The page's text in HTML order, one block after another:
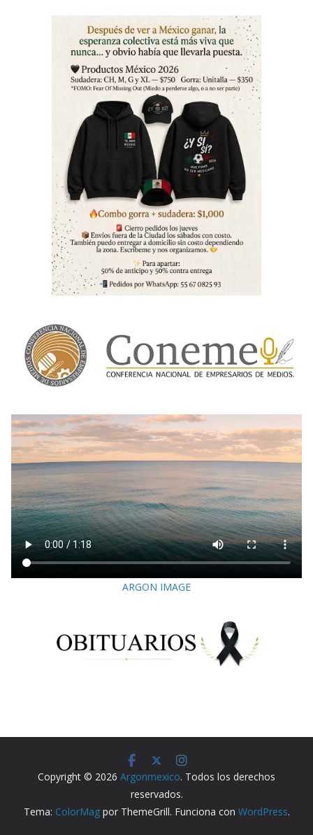
ARGON IMAGE
Copyright © 2026 Argonmexico. Todos los derechos
reservados.
Tema: ColorMagpor ThemeGrill. Funciona con WordPress.